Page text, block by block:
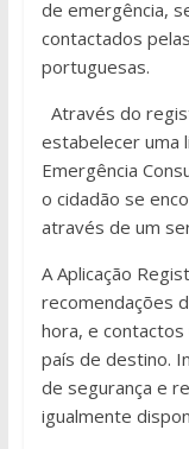
de emergência,
contactados
portuguesas.
Através do
estabelecer uma
Emergência
o cidadão se
através de um
A Aplicação
recomendações
hora, e
país de destino.
de segurança e
igualmente